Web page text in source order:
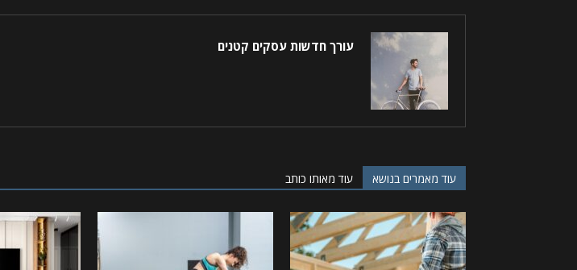
עורך חדשות עסקים קטנים
עוד מאמרים בנושא עוד מאותו כותב